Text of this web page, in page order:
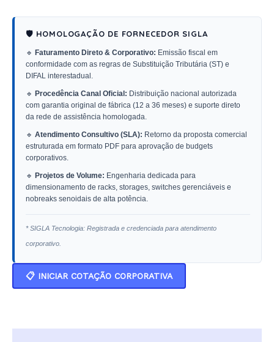
🛡️ HOMOLOGAÇÃO DE FORNECEDOR SIGLA
🔹 Faturamento Direto & Corporativo: Emissão fiscal em
conformidade com as regras de Substituição Tributária (ST) e
DIFAL interestadual.
🔹 Procedência Canal Oficial: Distribuição nacional autorizada
com garantia original de fábrica (12 a 36 meses) e suporte direto
da rede de assistência homologada.
🔹 Atendimento Consultivo (SLA): Retorno da proposta comercial
estruturada em formato PDF para aprovação de budgets
corporativos.
🔹 Projetos de Volume: Engenharia dedicada para
dimensionamento de racks, storages, switches gerenciáveis e
nobreaks senoidais de alta potência.
* SIGLA Tecnologia: Registrada e credenciada para atendimento
corporativo.
📋 INICIAR COTAÇÃO CORPORATIVA